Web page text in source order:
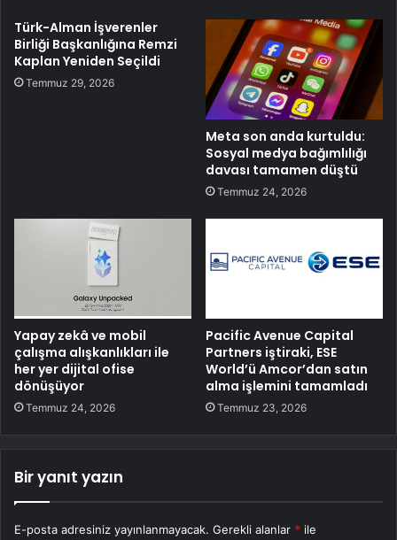
Türk-Alman İşverenler
Birliği Başkanlığına Remzi
Kaplan Yeniden Seçildi
Temmuz 29, 2026
Meta son anda kurtuldu:
Sosyal medya bağımlılığı
davası tamamen düştü
Temmuz 24, 2026
Yapay zekâ ve mobil
çalışma alışkanlıkları ile
her yer dijital ofise
dönüşüyor
Temmuz 24, 2026
Pacific Avenue Capital
Partners iştiraki, ESE
World’ü Amcor’dan satın
alma işlemini tamamladı
Temmuz 23, 2026
Bir yanıt yazın
E-posta adresiniz yayınlanmayacak. Gerekli alanlar * ile